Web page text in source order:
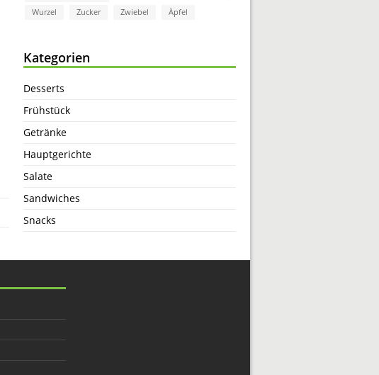
Wurzel Zucker Zwiebel Äpfel
Kategorien
Desserts
Frühstück
Getränke
Hauptgerichte
Salate
Sandwiches
Snacks